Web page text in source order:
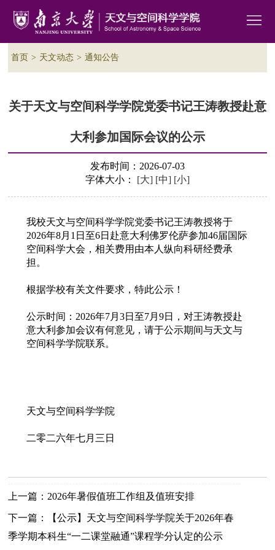
首页 > 天文动态 > 通知公告
关于天文与空间科学学院党委书记王涛教授赴意
大利参加国际会议的公示
发布时间：2026-07-03
字体大小： [大] [中] [小]
我校天文与空间科学学院党委书记王涛教授将于
2026年8月1日至6日赴意大利佛罗伦萨参加46届国际
空间科学大会，相关费用由本人纵向科研经费承
担。
根据学校有关文件要求，特此公示！
公示时间：2026年7月3日至7月9日，对王涛教授赴
意大利参加会议有何意见，请于公示期间与天文与
空间科学学院联系。
天文与空间科学学院
二零二六年七月三日
上一篇： 2026年暑假值班工作组及值班安排
下一篇：
【公示】天文与空间科学学院关于2026年春
季学期本科生“一二课堂融通”课程学分认定的公示